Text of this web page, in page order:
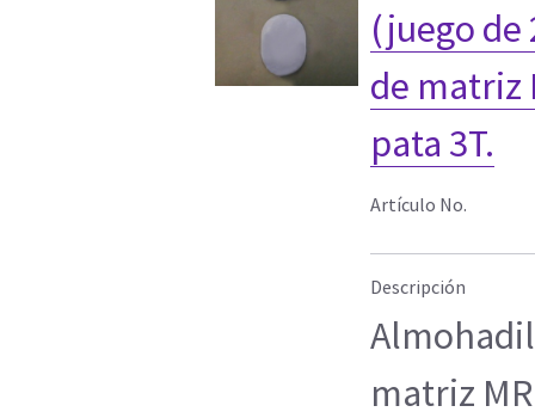
(juego de
de matriz
pata 3T.
Artículo No.
Descripción
matriz